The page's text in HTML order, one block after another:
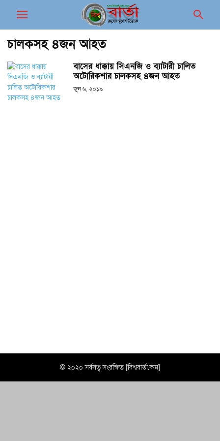
চালকসহ ৪জন আহত
বাসের ধাক্কায় সিএনজি ও ব্যাটারী চালিত
অটোরিকশার চালকসহ ৪জন আহত
জুন ৬, ২০১৯
© ২০২০ সর্বসত্ব সংরক্ষিত [বিশ্ববার্তা.কম]